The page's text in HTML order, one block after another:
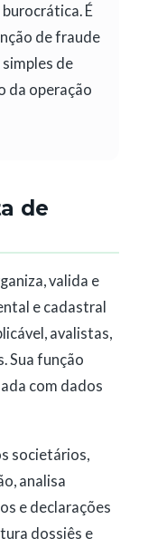
É
de fraude
de
da operação
de
valida e
e cadastral
avalistas,
Sua função
com dados
societários,
analisa
e declarações
dossiês e